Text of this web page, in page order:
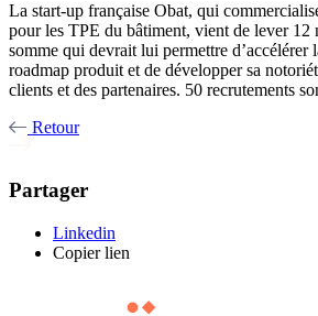
La start-up française Obat, qui
pour les TPE du bâtiment, vient de lever 12
somme qui devrait lui permettre d’accélérer
roadmap produit et de développer sa
clients et des partenaires. 50 recrutements
Retour
Partager
Linkedin
Copier lien